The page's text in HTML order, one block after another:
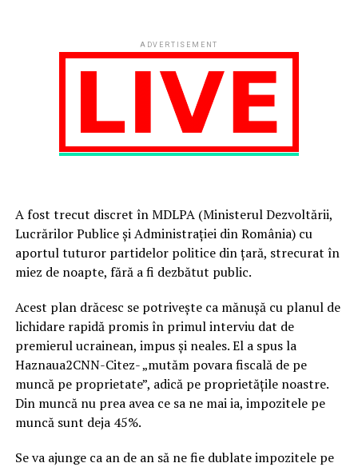
ADVERTISEMENT
A fost trecut discret în MDLPA (Ministerul Dezvoltării,
Lucrărilor Publice și Administrației din România) cu
aportul tuturor partidelor politice din țară, strecurat în
miez de noapte, fără a fi dezbătut public.
Acest plan drăcesc se potrivește ca mănușă cu planul de
lichidare rapidă promis în primul interviu dat de
premierul ucrainean, impus și neales. El a spus la
Haznaua2CNN-Citez- „mutăm povara fiscală de pe
muncă pe proprietate”, adică pe proprietățile noastre.
Din muncă nu prea avea ce sa ne mai ia, impozitele pe
muncă sunt deja 45%.
Se va ajunge ca an de an să ne fie dublate impozitele pe